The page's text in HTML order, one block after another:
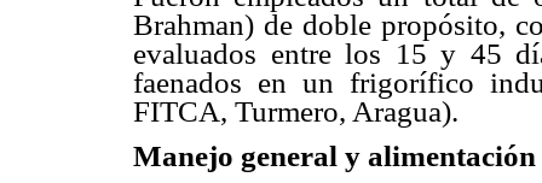
Brahman) de doble propósito,
evaluados entre los 15 y 45
faenados en un frigorífico
FITCA, Turmero, Aragua).
Manejo general y alimentación